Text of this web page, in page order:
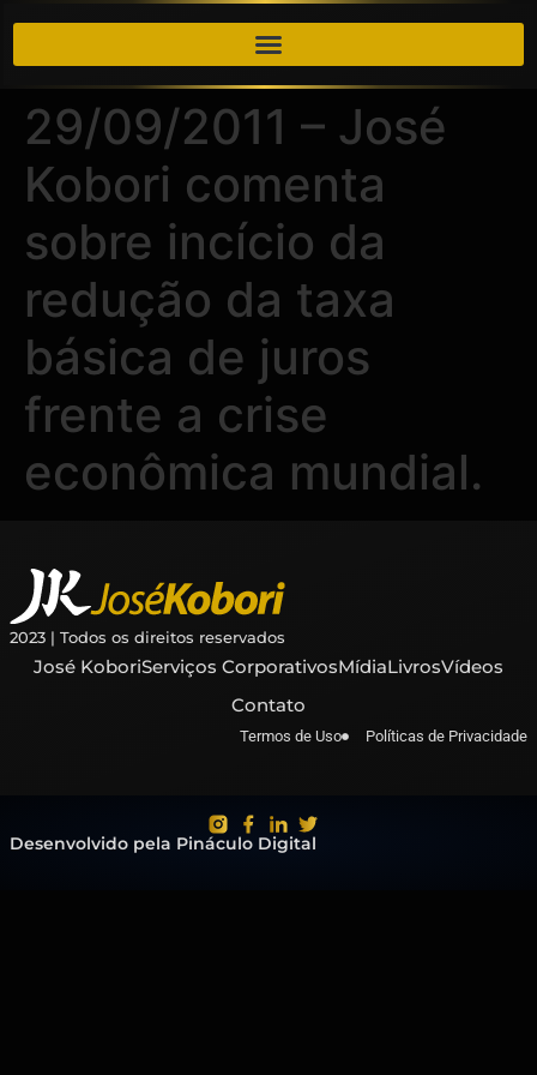
29/09/2011 – José
Kobori comenta
sobre incício da
redução da taxa
básica de juros
frente a crise
econômica mundial.
2023 | Todos os direitos reservados
José KoboriServiços CorporativosMídiaLivrosVídeos
Contato
Termos de Uso Políticas de Privacidade
Desenvolvido pela Pináculo Digital